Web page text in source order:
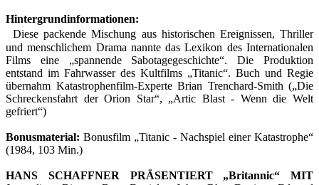
Hintergrundinformationen:
Diese packende Mischung aus historischen Ereignissen, Thriller
und menschlichem Drama nannte das Lexikon des Internationalen
Films eine „spannende Sabotagegeschichte“. Die Produktion
entstand im Fahrwasser des Kultfilms „Titanic“. Buch und Regie
übernahm Katastrophenfilm-Experte Brian Trenchard-Smith („Die
Schreckensfahrt der Orion Star“, „Artic Blast - Wenn die Welt
gefriert“)
Bonusmaterial: Bonusfilm „Titanic - Nachspiel einer Katastrophe“
(1984, 103 Min.)
HANS SCHAFFNER PRÄSENTIERT „Britannic“ MIT